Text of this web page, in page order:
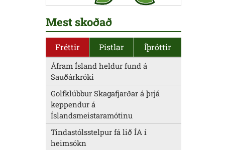
Mest skoðað
Fréttir Pistlar Íþróttir
Áfram Ísland heldur fund á
Sauðárkróki
Golfklúbbur Skagafjarðar á þrjá
keppendur á
Íslandsmeistaramótinu
Tindastólsstelpur fá lið ÍA í
heimsókn